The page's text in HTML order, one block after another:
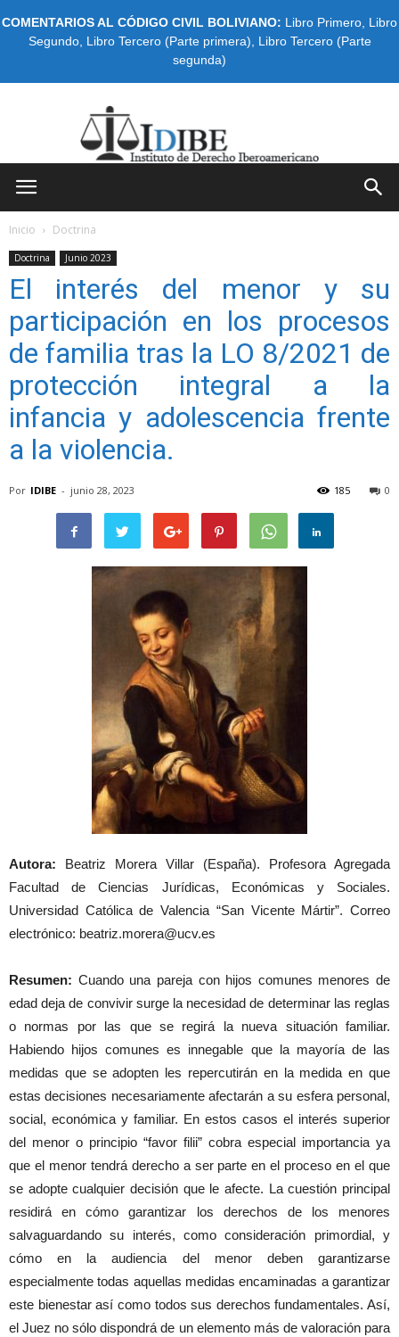
COMENTARIOS AL CÓDIGO CIVIL BOLIVIANO: Libro Primero Libro
Segundo, Libro Tercero (Parte primera)
Libro Tercero (Parte
segunda)
Inicio Doctrina
Doctrina Junio 2023
El interés del menor y su
participación en los procesos
de familia tras la LO 8/2021 de
protección integral a la
infancia y adolescencia frente
a la violencia.
Por IDIBE - junio 28, 2023 0
185
Autora: Beatriz Morera Villar (España). Profesora Agregada
Facultad de Ciencias Jurídicas, Económicas y Sociales.
Universidad Católica de Valencia “San Vicente Mártir”. Correo
electrónico: beatriz.morera@ucv.es
Resumen: Cuando una pareja con hijos comunes menores de
edad deja de convivir surge la necesidad de determinar las reglas
o normas por las que se regirá la nueva situación familiar.
Habiendo hijos comunes es innegable que la mayoría de las
medidas que se adopten les repercutirán en la medida en que
estas decisiones necesariamente afectarán a su esfera personal,
social, económica y familiar. En estos casos el interés superior
del menor o principio “favor filii” cobra especial importancia ya
que el menor tendrá derecho a ser parte en el proceso en el que
se adopte cualquier decisión que le afecte. La cuestión principal
residirá en cómo garantizar los derechos de los menores
salvaguardando su interés, como consideración primordial, y
cómo en la audiencia del menor deben garantizarse
especialmente todas aquellas medidas encaminadas a garantizar
este bienestar así como todos sus derechos fundamentales. Así,
el Juez no sólo dispondrá de un elemento más de valoración para